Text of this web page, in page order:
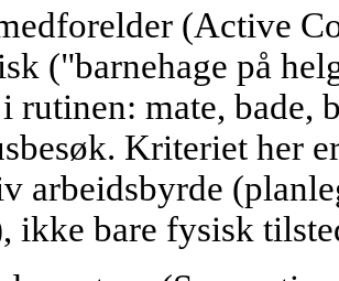
(Active
("barnehage på
rutinen: mate, bade,
Kriteriet her
arbeidsbyrde
ikke bare fysisk